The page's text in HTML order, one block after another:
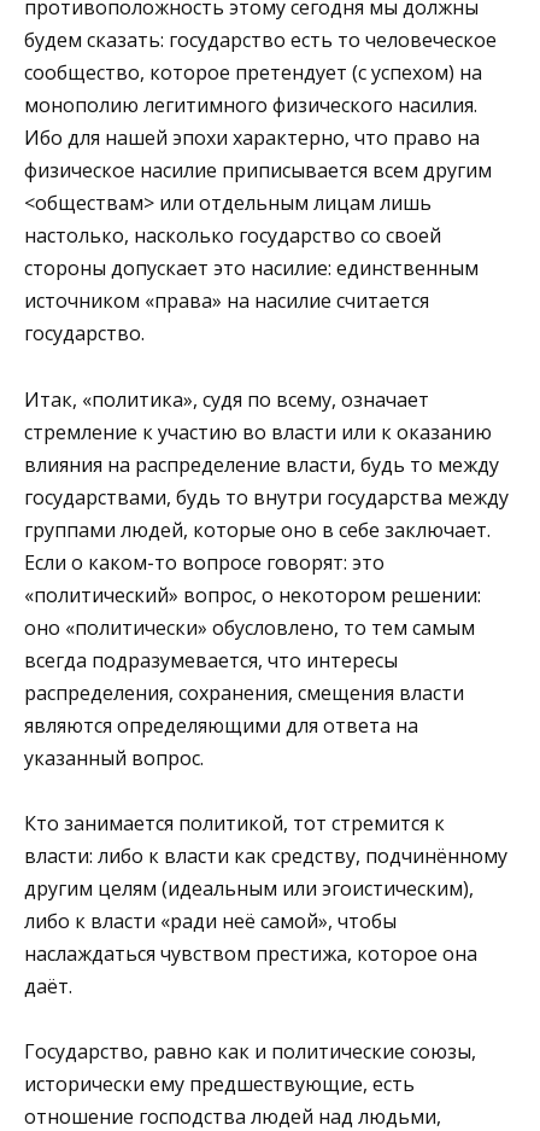
противоположность этому сегодня мы должны
будем сказать: государство есть то человеческое
сообщество, которое претендует (с успехом) на
монополию легитимного физического насилия.
Ибо для нашей эпохи характерно, что право на
физическое насилие приписывается всем другим
<обществам> или отдельным лицам лишь
настолько, насколько государство со своей
стороны допускает это насилие: единственным
источником «права» на насилие считается
государство.
Итак, «политика», судя по всему, означает
стремление к участию во власти или к оказанию
влияния на распределение власти, будь то между
государствами, будь то внутри государства между
группами людей, которые оно в себе заключает.
Если о каком-то вопросе говорят: это
«политический» вопрос, о некотором решении:
оно «политически» обусловлено, то тем самым
всегда подразумевается, что интересы
распределения, сохранения, смещения власти
являются определяющими для ответа на
указанный вопрос.
Кто занимается политикой, тот стремится к
власти: либо к власти как средству, подчинённому
другим целям (идеальным или эгоистическим),
либо к власти «ради неё самой», чтобы
наслаждаться чувством престижа, которое она
даёт.
Государство, равно как и политические союзы,
исторически ему предшествующие, есть
отношение господства людей над людьми,